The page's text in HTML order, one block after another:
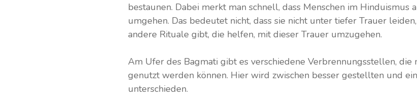
bestaunen. Dabei merkt man schnell, dass Menschen im Hinduismus
umgehen. Das bedeutet nicht, dass sie nicht unter tiefer Trauer
andere Rituale gibt, die helfen, mit dieser Trauer umzugehen.
Am Ufer des Bagmati gibt es verschiedene Verbrennungsstellen,
genutzt werden können. Hier wird zwischen besser gestellten und
unterschieden.